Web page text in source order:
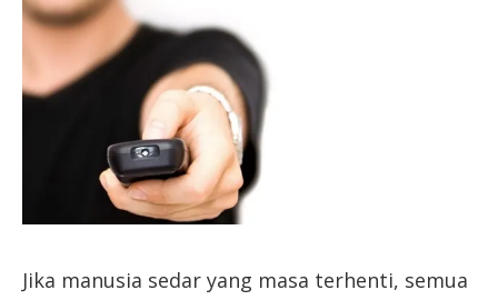
Jika manusia sedar yang masa terhenti, semua